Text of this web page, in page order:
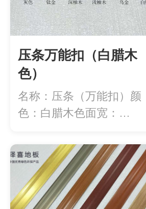
压条万能扣（白腊木
色）
名称：压条（万能扣）颜
色：白腊木色面宽：